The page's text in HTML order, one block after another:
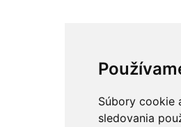
Súbory cookie
sledovania